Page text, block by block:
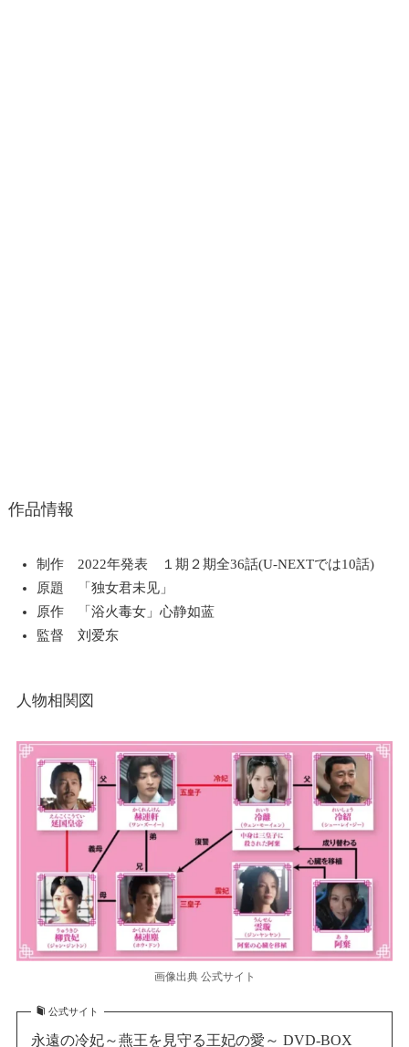
作品情報
制作 2022年発表 １期２期全36話(U-NEXTでは10話)
原題 「独女君未见」
原作 「浴火毒女」心静如蓝
監督 刘爱东
人物相関図
画像出典 公式サイト
公式サイト
永遠の冷妃～燕王を見守る王妃の愛～ DVD-BOX